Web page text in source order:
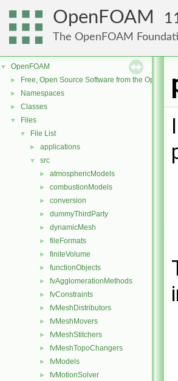
OpenFOAM
The OpenFOAM
▼ OpenFOAM
► Free, Open Source Software from the
► Namespaces
► Classes
▼ Files
▼ File List
► applications
▼ src
► atmosphericModels
► combustionModels
► conversion
► dummyThirdParty
► dynamicMesh
► fileFormats
► finiteVolume
► functionObjects
► fvAgglomerationMethods
► fvConstraints
► fvMeshDistributors
► fvMeshMovers
► fvMeshStitchers
► fvMeshTopoChangers
► fvModels
► fvMotionSolver